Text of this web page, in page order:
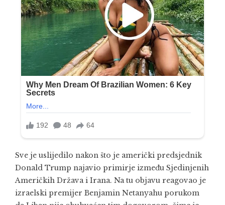
Sve je uslijedilo nakon što je američki predsjednik
Donald Trump najavio primirje između Sjedinjenih
Američkih Država i Irana. Na tu objavu reagovao je
izraelski premijer Benjamin Netanyahu porukom